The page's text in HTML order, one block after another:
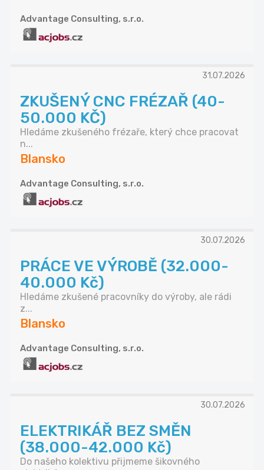
Advantage Consulting, s.r.o.
31.07.2026
ZKUŠENÝ CNC FRÉZAŘ (40-
50.000 KČ)
Hledáme zkušeného frézaře, který chce pracovat
n...
Blansko
Advantage Consulting, s.r.o.
30.07.2026
PRÁCE VE VÝROBĚ (32.000-
40.000 Kč)
Hledáme zkušené pracovníky do výroby, ale rádi
z...
Blansko
Advantage Consulting, s.r.o.
30.07.2026
ELEKTRIKÁŘ BEZ SMĚN
(38.000-42.000 Kč)
Do našeho kolektivu přijmeme šikovného